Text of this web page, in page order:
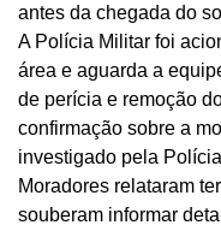
antes da chegada do
A Polícia Militar foi
área e aguarda a
de perícia e remoção
confirmação sobre a
investigado pela
Moradores relataram
souberam informar